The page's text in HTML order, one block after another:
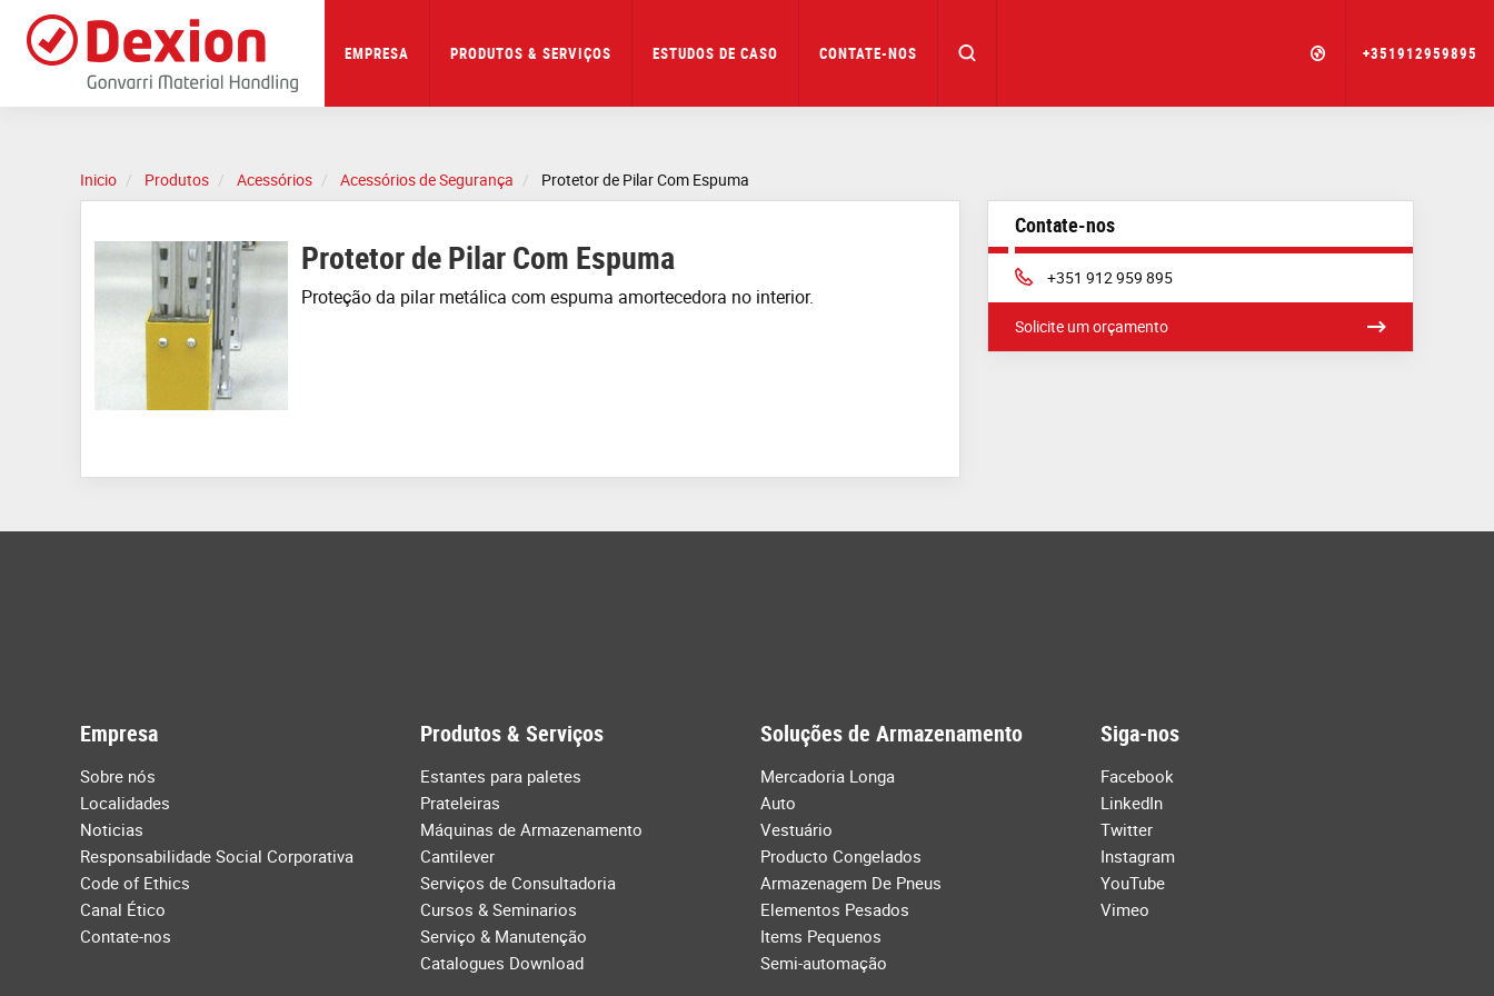
main
EMPRESA PRODUTOS & SERVIÇOS ESTUDOS DE CASO CONTATE-NOS +351912959895
Inicio Produtos Acessórios Acessórios de Segurança Protetor de Pilar Com Espuma
Protetor de Pilar Com Espuma
Proteção da pilar metálica com espuma amortecedora no interior.
Contate-nos
Phone:
+351 912 959 895
Solicite um orçamento
Empresa
Sobre nós
Localidades
Noticias
Responsabilidade Social Corporativa
Code of Ethics
Canal Ético
Contate-nos
Produtos & Serviços
Estantes para paletes
Prateleiras
Máquinas de Armazenamento
Cantilever
Serviços de Consultadoria
Cursos & Seminarios
Serviço & Manutenção
Catalogues Download
Soluções de Armazenamento
Mercadoria Longa
Auto
Vestuário
Producto Congelados
Armazenagem De Pneus
Elementos Pesados
Items Pequenos
Semi-automação
Siga-nos
Facebook
LinkedIn
Twitter
Instagram
YouTube
Vimeo